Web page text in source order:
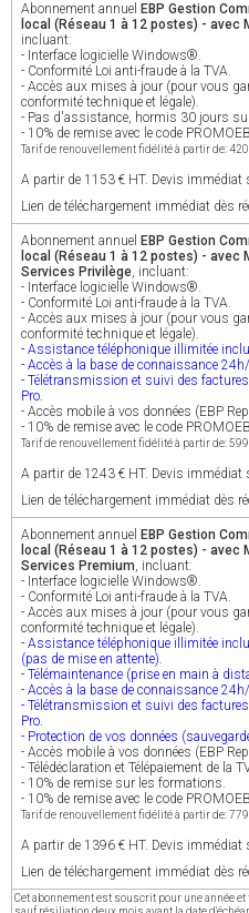
Abonnement annuel EBP Gestion
local (Réseau 1 à 12 postes) - avec
incluant:
- Interface logicielle Windows®.
- Conformité Loi anti-fraude à la TVA.
- Accès aux mises à jour (pour vous
conformité technique et légale).
- Pas d'assistance, hormis 30 jours
- 10% de remise avec le code
Tarif de renouvellement fidélité à partir de:
A partir de 1153 € HT. Devis immédiat
Lien de téléchargement immédiat dès
Abonnement annuel EBP Gestion
local (Réseau 1 à 12 postes) - avec
Services Privilège, incluant:
- Interface logicielle Windows®.
- Conformité Loi anti-fraude à la TVA.
- Accès aux mises à jour (pour vous
conformité technique et légale).
- Assistance téléphonique illimitée
- Accès à la base de connaissance
- Télétransmission et suivi des
Pro.
- Accès mobile à vos données (EBP
- 10% de remise avec le code
Tarif de renouvellement fidélité à partir de:
A partir de 1243 € HT. Devis immédiat
Lien de téléchargement immédiat dès
Abonnement annuel EBP Gestion
local (Réseau 1 à 12 postes) - avec
Services Premium, incluant:
- Interface logicielle Windows®.
- Conformité Loi anti-fraude à la TVA.
- Accès aux mises à jour (pour vous
conformité technique et légale).
- Assistance téléphonique illimitée
(pas de mise en attente).
- Télémaintenance (prise en main à
- Accès à la base de connaissance
- Télétransmission et suivi des
Pro.
- Protection de vos données
- Accès mobile à vos données (EBP
- Télédéclaration et Télépaiement de la
- 10% de remise sur les formations.
- 10% de remise avec le code
Tarif de renouvellement fidélité à partir de:
A partir de 1396 € HT. Devis immédiat
Lien de téléchargement immédiat dès
Cet abonnement est souscrit pour une année